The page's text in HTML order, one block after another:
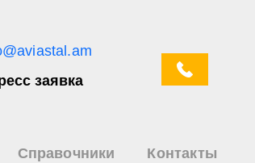
заявка
Справочники Контакты